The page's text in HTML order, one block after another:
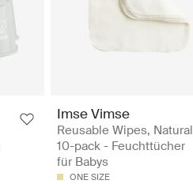
Imse Vimse
Reusable Wipes, Natural
10-pack - Feuchttücher
für Babys
ONE SIZE